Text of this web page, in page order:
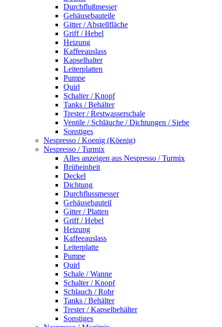
Durchflußmesser
Gehäusebauteile
Gitter / Abstellfläche
Griff / Hebel
Heizung
Kaffeeauslass
Kapselhalter
Leiterplatten
Pumpe
Quirl
Schalter / Knopf
Tanks / Behälter
Trester / Restwasserschale
Ventile / Schläuche / Dichtungen / Siebe
Sonstiges
Nespresso / Koenig (Köenig)
Nespresso / Turmix
Alles anzeigen aus Nespresso / Turmix
Brüheinheit
Deckel
Dichtung
Durchflussmesser
Gehäusebauteil
Gitter / Platten
Griff / Hebel
Heizung
Kaffeeauslass
Leiterplatte
Pumpe
Quirl
Schale / Wanne
Schalter / Knopf
Schlauch / Rohr
Tanks / Behälter
Trester / Kapselbehälter
Sonstiges